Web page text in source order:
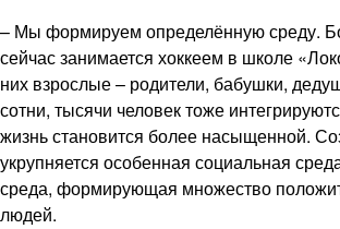
– Мы формируем определённую среду.
сейчас занимается хоккеем в школе
них взрослые – родители, бабушки,
сотни, тысячи человек тоже
жизнь становится более насыщенной.
укрупняется особенная социальная
среда, формирующая множество
людей.